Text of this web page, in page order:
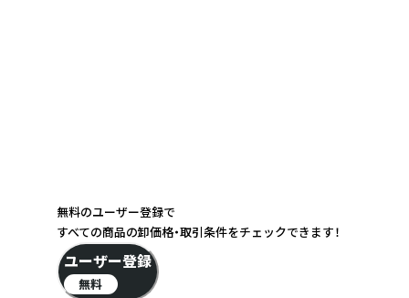
無料のユーザー登録で
すべての商品の卸価格・取引条件をチェックできます！
ユーザー登録
無料